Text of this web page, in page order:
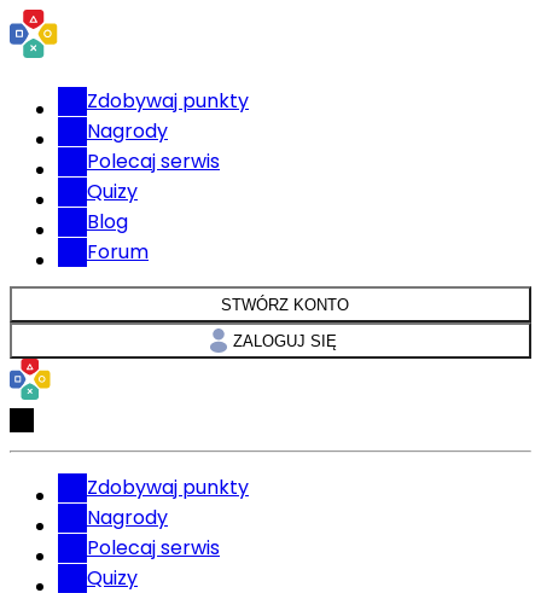
Zdobywaj punkty
Nagrody
Polecaj serwis
Quizy
Blog
Forum
STWÓRZ KONTO
ZALOGUJ SIĘ
Zdobywaj punkty
Nagrody
Polecaj serwis
Quizy